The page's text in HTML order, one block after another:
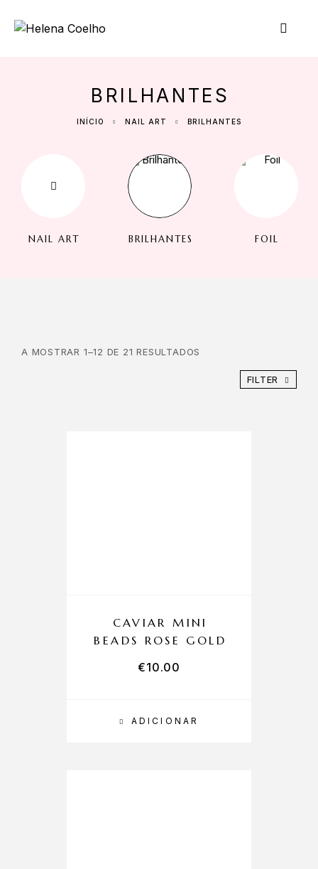
BRILHANTES
INÍCIO NAIL ART BRILHANTES
NAIL ART BRILHANTES FOIL
A MOSTRAR 1–12 DE 21 RESULTADOS
FILTER
ADICIONAR
CAVIAR MINI
BEADS ROSE GOLD
€10.00